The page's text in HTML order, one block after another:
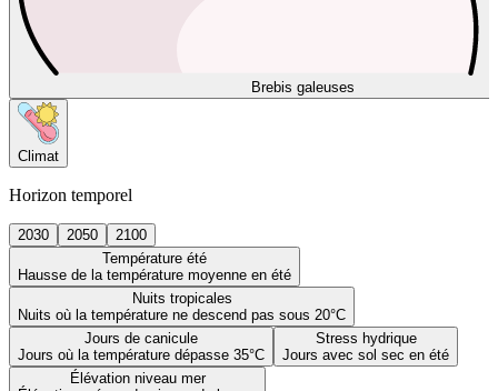
Brebis galeuses
Climat
Horizon temporel
2030 2050
2100
Température été
Hausse de la température moyenne en été
Nuits tropicales
Nuits où la température ne descend pas sous 20°C
Jours de canicule
Jours où la température dépasse 35°C
Stress hydrique
Jours avec sol sec en été
Élévation niveau mer